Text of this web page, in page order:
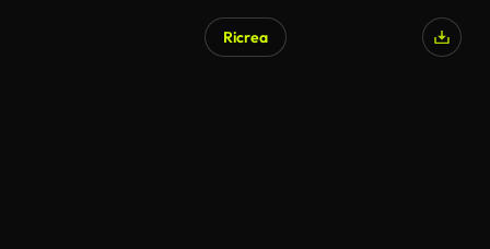
Ricrea